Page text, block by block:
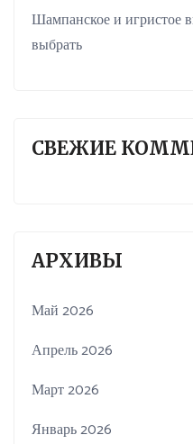
Шампанское и игристое
выбрать
СВЕЖИЕ
АРХИВЫ
Май 2026
Апрель 2026
Март 2026
Январь 2026